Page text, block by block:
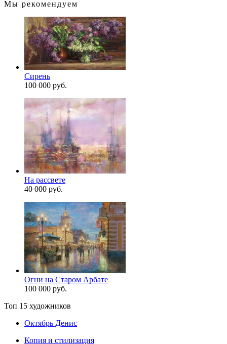
Мы рекомендуем
Сирень
100 000 руб.
На рассвете
40 000 руб.
Огни на Старом Арбате
100 000 руб.
Топ 15 художников
Октябрь Денис
Копия и стилизация